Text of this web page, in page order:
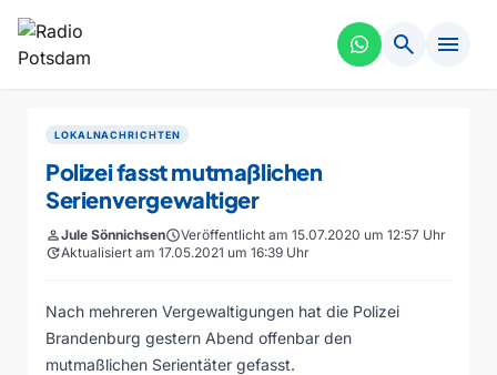
search menu
LOKALNACHRICHTEN
Polizei fasst mutmaßlichen
Serienvergewaltiger
personJule SönnichsenscheduleVeröffentlicht am 15.07.2020 um 12:57 Uhr
updateAktualisiert am 17.05.2021 um 16:39 Uhr
Nach mehreren Vergewaltigungen hat die Polizei
Brandenburg gestern Abend offenbar den
mutmaßlichen Serientäter gefasst.